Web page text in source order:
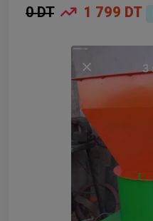
0 DT 1 799 DT